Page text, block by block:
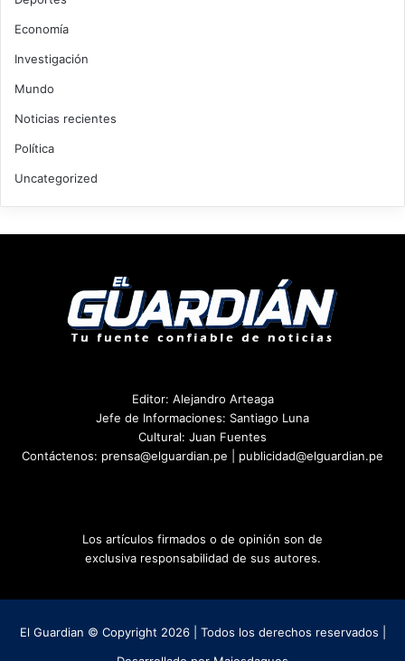
Economía
Investigación
Mundo
Noticias recientes
Política
Uncategorized
Editor: Alejandro Arteaga
Jefe de Informaciones: Santiago Luna
Cultural: Juan Fuentes
Contáctenos: prensa@elguardian.pe | publicidad@elguardian.pe
Los artículos firmados o de opinión son de
exclusiva responsabilidad de sus autores.
El Guardian © Copyright 2026 | Todos los derechos reservados |